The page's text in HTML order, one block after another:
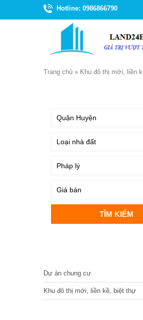
Hotline: 0986866790
Trang chủ » Khu đô thị mới, liền
Dự án chung cư
Khu đô thị mới, liền kề, biệt thự